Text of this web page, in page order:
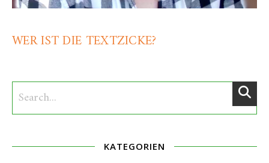
WER IST DIE TEXTZICKE?
KATEGORIEN